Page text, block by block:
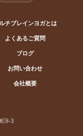
チブレインヨガとは
よくあるご質問
ブログ
お問い合わせ
会社概要
8-3